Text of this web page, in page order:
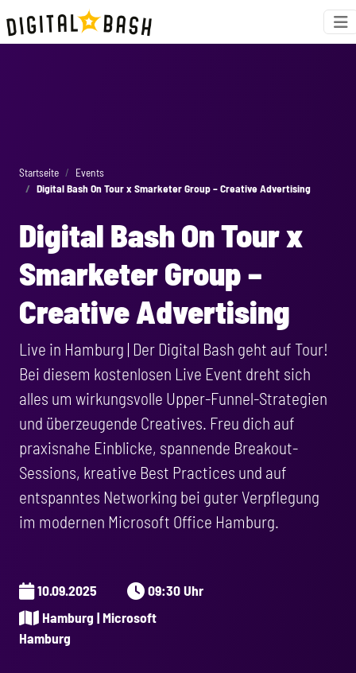
Startseite
Events
Digital Bash On Tour x Smarketer Group – Creative Advertising
Digital Bash On Tour x
Smarketer Group –
Creative Advertising
Live in Hamburg | Der Digital Bash geht auf Tour!
Bei diesem kostenlosen Live Event dreht sich
alles um wirkungsvolle Upper-Funnel-Strategien
und überzeugende Creatives. Freu dich auf
praxisnahe Einblicke, spannende Breakout-
Sessions, kreative Best Practices und auf
entspanntes Networking bei guter Verpflegung
im modernen Microsoft Office Hamburg.
10.09.2025
09:30 Uhr
Hamburg | Microsoft
Hamburg